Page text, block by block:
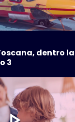
dentro la
3